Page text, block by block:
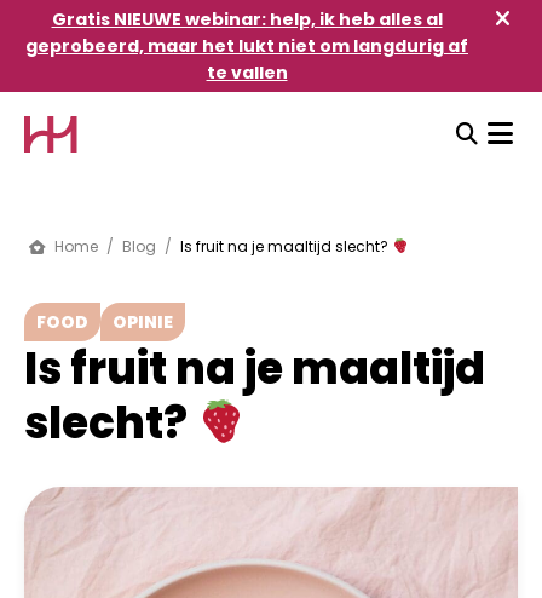
Gratis NIEUWE webinar: help, ik heb alles al
geprobeerd, maar het lukt niet om langdurig af
te vallen
Home / Blog / Is fruit na je maaltijd slecht?
FOOD OPINIE
Is fruit na je maaltijd
slecht?